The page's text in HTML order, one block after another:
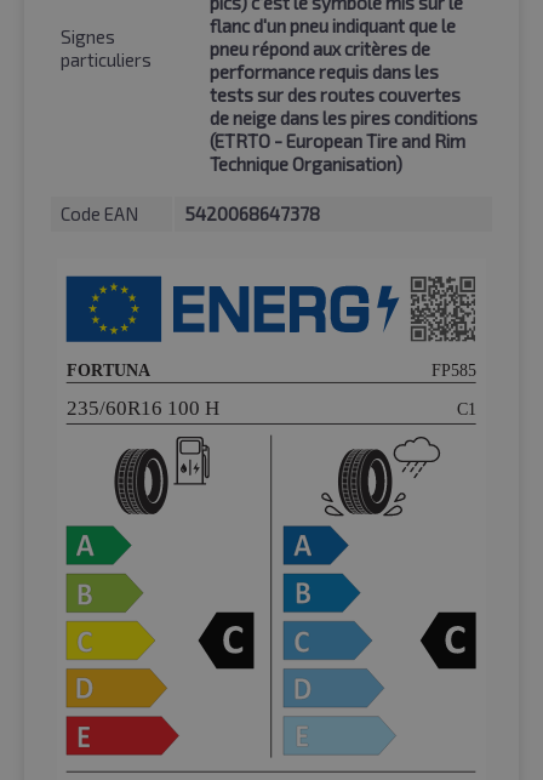
Signes
particuliers
flanc d'un pneu indiquant que le
pneu répond aux critères de
performance requis dans les
tests sur des routes couvertes
de neige dans les pires conditions
(ETRTO - European Tire and Rim
Technique Organisation)
Code EAN 5420068647378